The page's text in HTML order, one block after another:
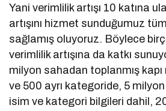
Yani verimlilik artışı 10 katına
artışını hizmet sunduğumuz
sağlamış oluyoruz. Böylece
verimlilik artışına da katkı
milyon sahadan toplanmış
ve 500 ayrı kategoride, 5
isim ve kategori bilgileri dahil,